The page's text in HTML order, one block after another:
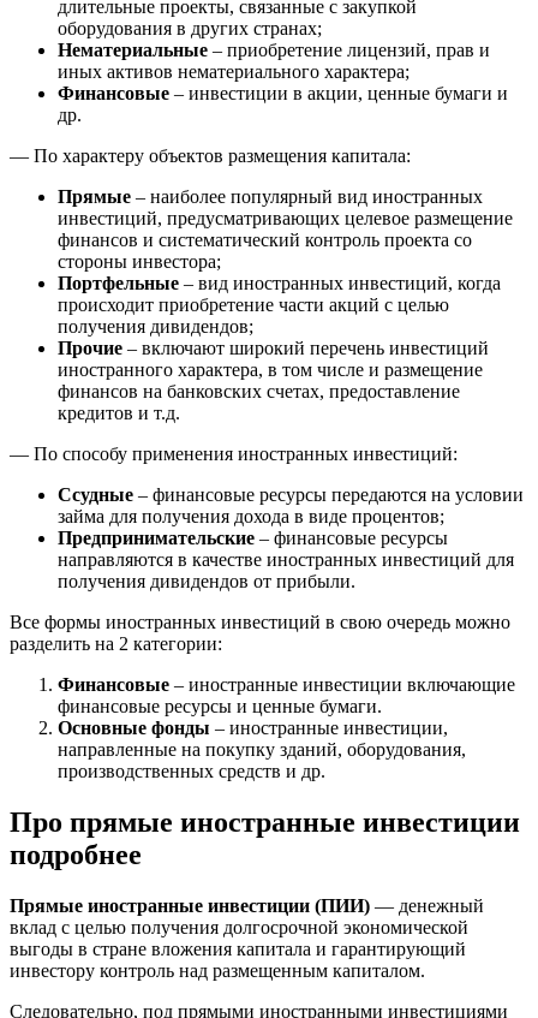
длительные проекты, связанные с закупкой
оборудования в других странах;
Нематериальные – приобретение лицензий, прав и
иных активов нематериального характера;
Финансовые – инвестиции в акции, ценные бумаги и
др.
— По характеру объектов размещения капитала:
Прямые – наиболее популярный вид иностранных
инвестиций, предусматривающих целевое размещение
финансов и систематический контроль проекта со
стороны инвестора;
Портфельные – вид иностранных инвестиций, когда
происходит приобретение части акций с целью
получения дивидендов;
Прочие – включают широкий перечень инвестиций
иностранного характера, в том числе и размещение
финансов на банковских счетах, предоставление
кредитов и т.д.
— По способу применения иностранных инвестиций:
Ссудные – финансовые ресурсы передаются на условии
займа для получения дохода в виде процентов;
Предпринимательские – финансовые ресурсы
направляются в качестве иностранных инвестиций для
получения дивидендов от прибыли.
Все формы иностранных инвестиций в свою очередь можно
разделить на 2 категории:
Финансовые – иностранные инвестиции включающие
финансовые ресурсы и ценные бумаги.
Основные фонды – иностранные инвестиции,
направленные на покупку зданий, оборудования,
производственных средств и др.
Про прямые иностранные инвестиции
подробнее
Прямые иностранные инвестиции (ПИИ) — денежный
вклад с целью получения долгосрочной экономической
выгоды в стране вложения капитала и гарантирующий
инвестору контроль над размещенным капиталом.
Следовательно, под прямыми иностранными инвестициями